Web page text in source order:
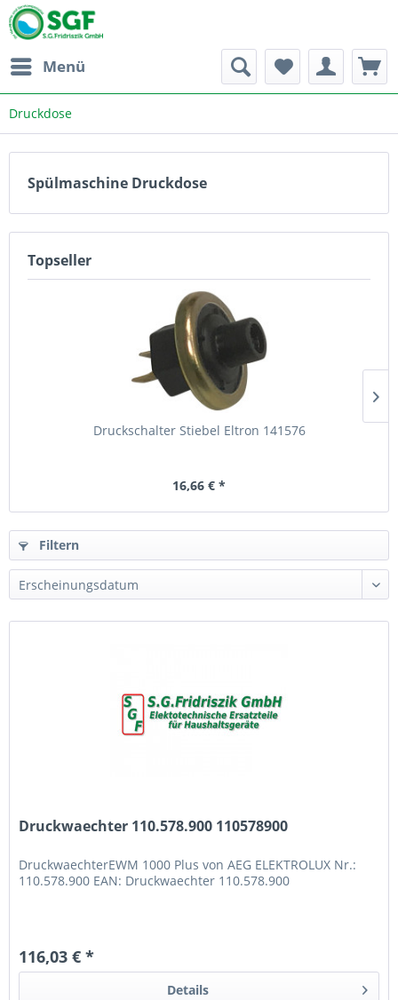
Menü
Druckdose
Spülmaschine Druckdose
Topseller
Druckschalter Stiebel Eltron 141576
16,66 € *
Filtern
Druckwaechter 110.578.900 110578900
DruckwaechterEWM 1000 Plus von AEG ELEKTROLUX Nr.:
110.578.900 EAN: Druckwaechter 110.578.900
116,03 € *
Details